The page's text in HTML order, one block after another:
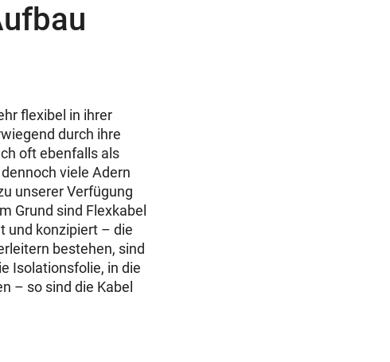
flexibel in ihrer
durch ihre
oft ebenfalls als
viele Adern
unserer Verfügung
Grund sind Flexkabel
und konzipiert – die
bestehen, sind
Isolationsfolie, in die
– so sind die Kabel